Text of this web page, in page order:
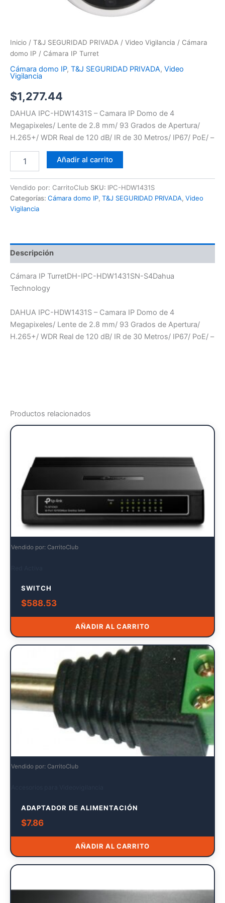
Inicio / T&J SEGURIDAD PRIVADA / Video Vigilancia / Cámara
domo IP / Cámara IP Turret
Cámara domo IP, T&J SEGURIDAD PRIVADA, Video
Vigilancia
$1,277.44
DAHUA IPC-HDW1431S – Camara IP Domo de 4
Megapixeles/ Lente de 2.8 mm/ 93 Grados de Apertura/
H.265+/ WDR Real de 120 dB/ IR de 30 Metros/ IP67/ PoE/ –
Añadir al carrito
Vendido por: CarritoClub SKU: IPC-HDW1431S
Categorías: Cámara domo IP, T&J SEGURIDAD PRIVADA, Video
Vigilancia
Descripción
Cámara IP TurretDH-IPC-HDW1431SN-S4Dahua
Technology
DAHUA IPC-HDW1431S – Camara IP Domo de 4
Megapixeles/ Lente de 2.8 mm/ 93 Grados de Apertura/
H.265+/ WDR Real de 120 dB/ IR de 30 Metros/ IP67/ PoE/ –
Productos relacionados
Vendido por: CarritoClub
SWITCH
$588.53
AÑADIR AL CARRITO
Vendido por: CarritoClub
ADAPTADOR DE ALIMENTACIÓN
$7.86
AÑADIR AL CARRITO